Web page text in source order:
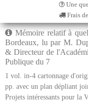
Une
Frais
Mémoire relatif à
Bordeaux, lu par M.
& Directeur de
Publique du 7
1 vol. in-4 cartonnage
pp. avec un plan dépliant
Projets intéressants pour la